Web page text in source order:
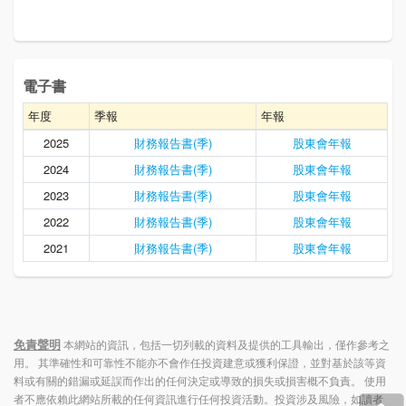
電子書
年度 季報
年報
2025
財務報告書(季)
股東會年報
2024
財務報告書(季)
股東會年報
2023
財務報告書(季)
股東會年報
2022
財務報告書(季)
股東會年報
2021
財務報告書(季) 股東會年報
免責聲明本網站的資訊，包括一切列載的資料及提供的工具輸出，僅作參考之
用。 其準確性和可靠性不能亦不會作任投資建意或獲利保證，並對基於該等資
料或有關的錯漏或延誤而作出的任何決定或導致的損失或損害概不負責。 使用
者不應依賴此網站所載的任何資訊進行任何投資活動。投資涉及風險，如讀者